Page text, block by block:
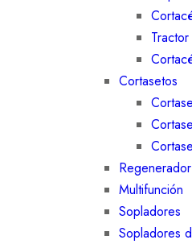
Cortasetos
Regenerador
Multifunción
Sopladores
Sopladores